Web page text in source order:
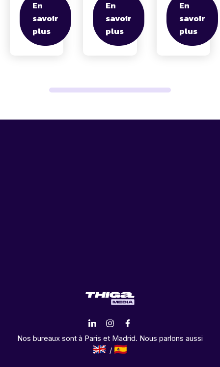
En
savoir
plus
En
savoir
plus
En
savoir
plus
Nos bureaux sont à Paris et Madrid. Nous parlons aussi